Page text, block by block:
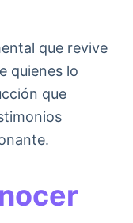
que revive
quienes lo
que